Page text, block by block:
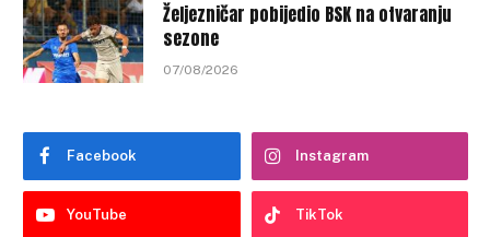
Željezničar pobijedio BSK na otvaranju
sezone
07/08/2026
Facebook Instagram
YouTube TikTok